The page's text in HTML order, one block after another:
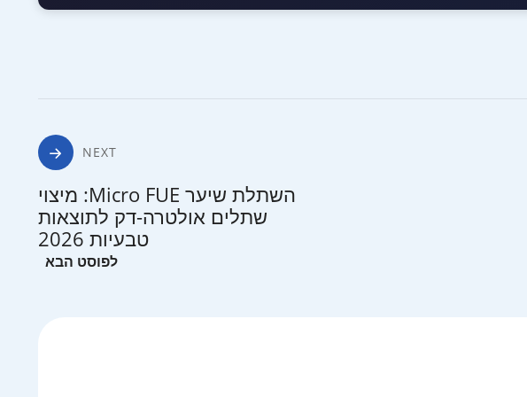
NEXT
השתלת שיער Micro FUE: מיצוי
שתלים אולטרה-דק לתוצאות
טבעיות 2026